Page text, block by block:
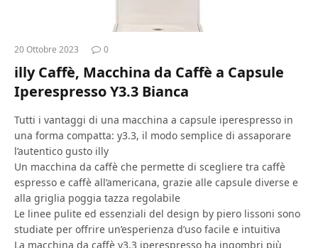
20 Ottobre 2023 0
illy Caffè, Macchina da Caffè a Capsule
Iperespresso Y3.3 Bianca
Tutti i vantaggi di una macchina a capsule iperespresso in
una forma compatta: y3.3, il modo semplice di assaporare
l’autentico gusto illy
Un macchina da caffè che permette di scegliere tra caffè
espresso e caffè all’americana, grazie alle capsule diverse e
alla griglia poggia tazza regolabile
Le linee pulite ed essenziali del design by piero lissoni sono
studiate per offrire un’esperienza d’uso facile e intuitiva
La macchina da caffè y3.3 iperespresso ha ingombri più